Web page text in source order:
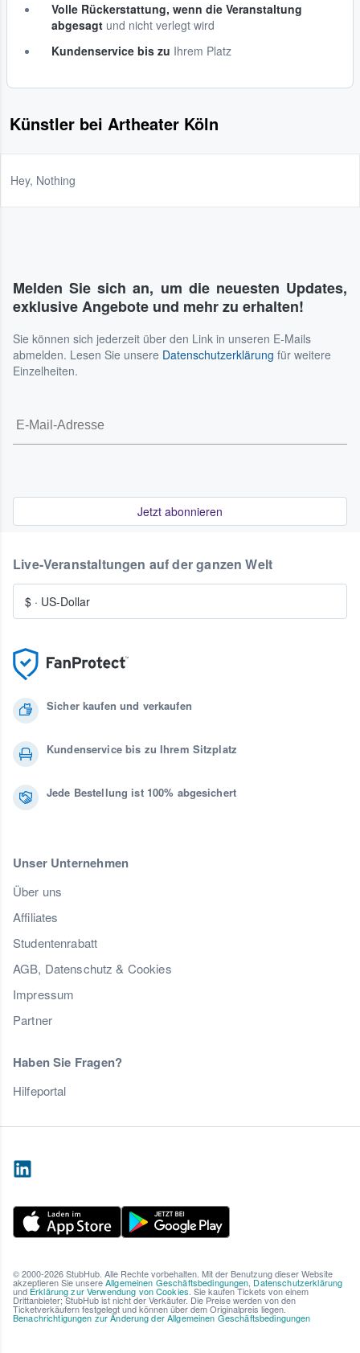
Volle Rückerstattung, wenn die Veranstaltung
abgesagt und nicht verlegt wird
Kundenservice bis zu Ihrem Platz
Künstler bei Artheater Köln
Hey, Nothing
Melden Sie sich an, um die neuesten Updates,
exklusive Angebote und mehr zu erhalten!
Sie können sich jederzeit über den Link in unseren E-Mails
abmelden. Lesen Sie unsere Datenschutzerklärung für weitere
Einzelheiten.
Jetzt abonnieren
Sicher kaufen und verkaufen
Kundenservice bis zu Ihrem Sitzplatz
Jede Bestellung ist 100% abgesichert
Unser Unternehmen
Über uns
Affiliates
Studentenrabatt
AGB, Datenschutz & Cookies
Impressum
Partner
Haben Sie Fragen?
Hilfeportal
Live-Veranstaltungen auf der ganzen Welt
$ · US-Dollar
© 2000-2026 StubHub. Alle Rechte vorbehalten. Mit der Benutzung dieser Website
akzeptieren Sie unsereAllgemeinen Geschäftsbedingungen,Datenschutzerklärung
undErklärung zur Verwendung von Cookies. Sie kaufen Tickets von einem
Drittanbieter; StubHub ist nicht der Verkäufer. Die Preise werden von den
Ticketverkäufern festgelegt und können über dem Originalpreis liegen.
Benachrichtigungen zur Änderung der Allgemeinen Geschäftsbedingungen